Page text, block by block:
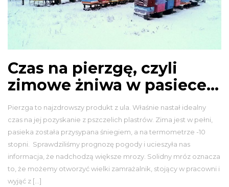
Czas na pierzgę, czyli
zimowe żniwa w pasiece…
Pierzga to najzdrowszy produkt z ula. Właśnie nastał idealny
czas na jej pozyskanie z pszczelich plastrów. Zima jest w pełni,
pasieka została przysypana śniegiem, a na termometrze -10
stopni. Sprawdziliśmy prognozę pogody i ucieszyła nas
informacja, że nadchodzą większe mrozy. Solidny mróz oznacza
to, że możemy otworzyć wielki zamrażalnik, stojący w pracowni i
wyjąć z […]